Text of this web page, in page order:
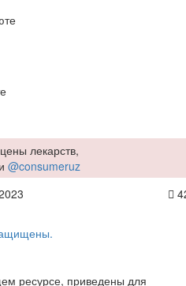
лекарств,
@consumeruz
ресурсе, приведены для